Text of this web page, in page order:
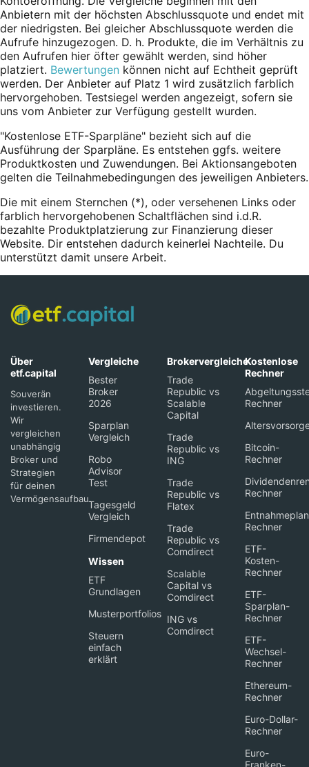
Anbietern mit der höchsten Abschlussquote und endet mit
der niedrigsten. Bei gleicher Abschlussquote werden die
Aufrufe hinzugezogen. D. h. Produkte, die im Verhältnis zu
den Aufrufen hier öfter gewählt werden, sind höher
platziert. Bewertungen können nicht auf Echtheit geprüft
werden. Der Anbieter auf Platz 1 wird zusätzlich farblich
hervorgehoben. Testsiegel werden angezeigt, sofern sie
uns vom Anbieter zur Verfügung gestellt wurden.
"Kostenlose ETF-Sparpläne" bezieht sich auf die
Ausführung der Sparpläne. Es entstehen ggfs. weitere
Produktkosten und Zuwendungen. Bei Aktionsangeboten
gelten die Teilnahmebedingungen des jeweiligen Anbieters.
Die mit einem Sternchen (*), oder versehenen Links oder
farblich hervorgehobenen Schaltflächen sind i.d.R.
bezahlte Produktplatzierung zur Finanzierung dieser
Website. Dir entstehen dadurch keinerlei Nachteile. Du
unterstützt damit unsere Arbeit.
Über
etf.capital
Souverän
investieren.
Wir
vergleichen
unabhängig
Broker und
Strategien
für deinen
Vermögensaufbau.
Vergleiche
Bester
Broker
2026
Sparplan
Vergleich
Robo
Advisor
Test
Tagesgeld
Vergleich
Firmendepot
Wissen
ETF
Grundlagen
Musterportfolios
Steuern
einfach
erklärt
Brokervergleiche
Trade
Republic vs
Scalable
Capital
Trade
Republic vs
ING
Trade
Republic vs
Flatex
Trade
Republic vs
Comdirect
Scalable
Capital vs
Comdirect
ING vs
Comdirect
Kostenlose
Rechner
Rechner
Bitcoin-
Rechner
Rechner
Rechner
ETF-
Kosten-
Rechner
ETF-
Sparplan-
Rechner
ETF-
Wechsel-
Rechner
Ethereum-
Rechner
Euro-Dollar-
Rechner
Euro-